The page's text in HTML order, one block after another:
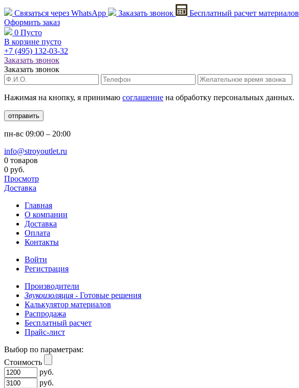
Связаться через WhatsApp Заказать звонок Бесплатный расчет материалов
Оформить заказ
0 Пусто
В корзине пусто
+7 (495) 132-03-32
Заказать звонок
Заказать звонок
Нажимая на кнопку, я принимаю соглашение на обработку персональных данных.
отправить
пн-вс 09:00 – 20:00
info@stroyoutlet.ru
0 товаров
0 руб.
Просмотр
Доставка
Главная
О компании
Доставка
Оплата
Контакты
Войти
Регистрация
Производители
Звукоизоляция - Готовые решения
Калькулятор материалов
Распродажа
Бесплатный расчет
Прайс-лист
Выбор по параметрам:
Стоимость
руб.
руб.